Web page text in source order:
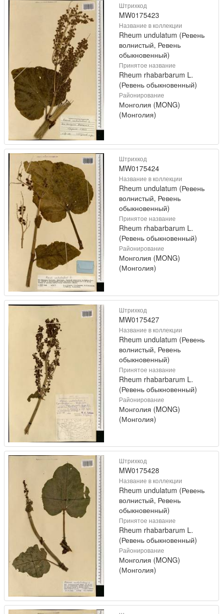
Штрихкод
MW0175423
Название в коллекции
Rheum undulatum (Ревень
волнистый, Ревень
обыкновенный)
Принятое название
Rheum rhabarbarum L.
(Ревень обыкновенный)
Районирование
Монголия (MONG)
(Монголия)
Штрихкод
MW0175424
Название в коллекции
Rheum undulatum (Ревень
волнистый, Ревень
обыкновенный)
Принятое название
Rheum rhabarbarum L.
(Ревень обыкновенный)
Районирование
Монголия (MONG)
(Монголия)
Штрихкод
MW0175427
Название в коллекции
Rheum undulatum (Ревень
волнистый, Ревень
обыкновенный)
Принятое название
Rheum rhabarbarum L.
(Ревень обыкновенный)
Районирование
Монголия (MONG)
(Монголия)
Штрихкод
MW0175428
Название в коллекции
Rheum undulatum (Ревень
волнистый, Ревень
обыкновенный)
Принятое название
Rheum rhabarbarum L.
(Ревень обыкновенный)
Районирование
Монголия (MONG)
(Монголия)